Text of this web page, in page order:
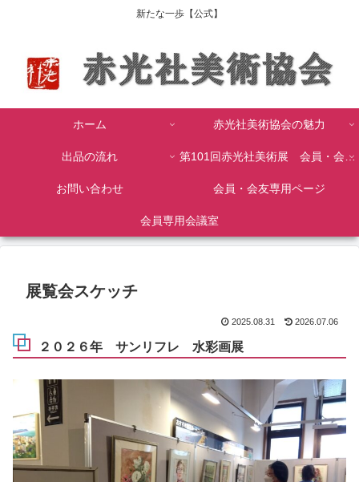
新たな一歩【公式】
ホーム 赤光社美術協会の魅力
出品の流れ 第101回赤光社美術展 会員・会友作品
お問い合わせ 会員・会友専用ページ
会員専用会議室
展覧会スケッチ
2025.08.31 2026.07.06
２０２６年 サンリフレ 水彩画展